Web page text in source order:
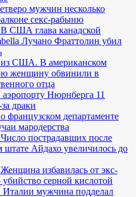
мужчин несколько
секс-рабыню
США глава канадской
Лучано Фраттолин убил
США. В американском
женщину обвинили в
отца
Нюрнберга 11
драки
департаменте
мародерства
пострадавших после
штате Айдахо увеличилось до
избавилась от экс-
убийство серной кислотой
мужчина подделал